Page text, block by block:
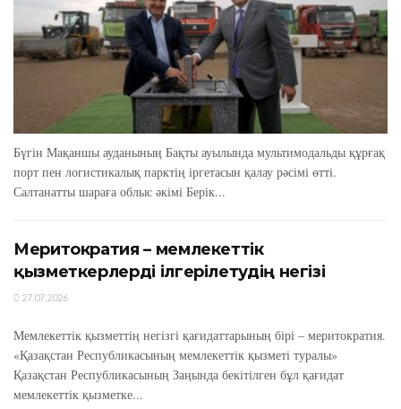
Бүгін Мақаншы ауданының Бақты ауылында мультимодальды құрғақ
порт пен логистикалық парктің іргетасын қалау рәсімі өтті.
Салтанатты шараға облыс әкімі Берік...
Меритократия – мемлекеттік
қызметкерлерді ілгерілетудің негізі
27.07.2026
Мемлекеттік қызметтің негізгі қағидаттарының бірі – меритократия.
«Қазақстан Республикасының мемлекеттік қызметі туралы»
Қазақстан Республикасының Заңында бекітілген бұл қағидат
мемлекеттік қызметке...